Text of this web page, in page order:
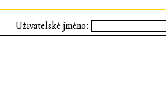
Uživatelské jméno: